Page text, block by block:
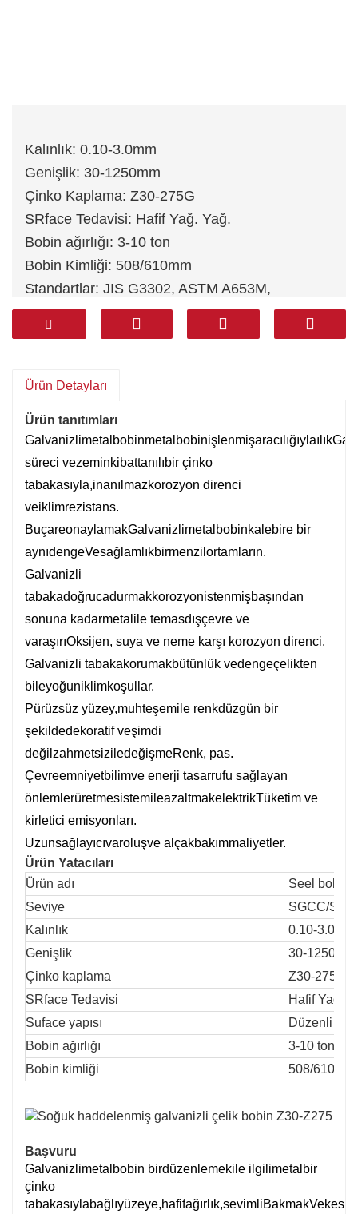
Kalınlık: 0.10-3.0mm
Genişlik: 30-1250mm
Çinko Kaplama: Z30-275G
SRface Tedavisi: Hafif Yağ. Yağ.
Bobin ağırlığı: 3-10 ton
Bobin Kimliği: 508/610mm
Standartlar: JIS G3302, ASTM A653M,
EN10327, DIN 17162, EN 10142, EN 10147, EN
10292, JIS G3302
DX54D+Z, S220GD+Z, DX51D+Z/SGCC/A653
Ürün Detayları
Ürün tanıtımları
Galvanizlimetal bobinmetal bobinişlenmişaracılığıylaılık
süreci vezeminkibattanılıbir çinko
tabakasıyla,inanılmazkorozyon direnci
veiklimrezistans.
BuçareonaylamakGalvanizlimetal bobinkalebire bir
aynıdengeVesağlamlıkbirmenzil ortamların.
Galvanizli
tabakadoğrucadurmakkorozyonistenmişbaşından
sonuna kadarmetal ile temasdışçevre ve
varaşırıOksijen, suya ve neme karşı korozyon direnci.
Galvanizli tabakakorumakbütünlük vedengeçelikten
bileyoğuniklimkoşullar.
Pürüzsüz yüzey,muhteşemile renkdüzgün bir
şekildedekoratif veşimdi
değil zahmetsiziledeğişmeRenk, pas.
Çevreemniyetbilimve enerji tasarrufu sağlayan
önlemlerüretmesistemileazaltmakelektrikTüketim ve
kirletici emisyonları.
Uzunsağlayıcıvaroluşve alçakbakımmaliyetler.
Ürün Yatacıları
Ürün adı
Seel bobini
Seviye
SGCC/
Kalınlık
0.10-3.0mm
Genişlik
30-1250mm
Çinko kaplama
Z30-275G
SRface Tedavisi
Hafif Yağ.
Suface yapısı
Düzenli
Bobin ağırlığı
3-10 ton
Bobin kimliği
508/610mm
Başvuru
Galvanizlimetal bobin birdüzenlemekile ilgilimetal bir
çinko
tabakasıylabağlıyüzeye,hafifağırlık,sevimliBakmakVekesin